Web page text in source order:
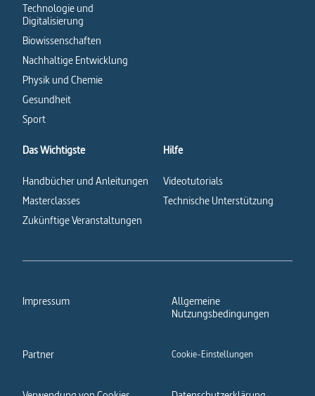
Technologie und
Digitalisierung
Biowissenschaften
Nachhaltige Entwicklung
Physik und Chemie
Gesundheit
Sport
Das Wichtigste
Handbücher und Anleitungen
Masterclasses
Zukünftige Veranstaltungen
Hilfe
Videotutorials
Technische Unterstützung
Impressum
Allgemeine
Nutzungsbedingungen
Partner Cookie-Einstellungen